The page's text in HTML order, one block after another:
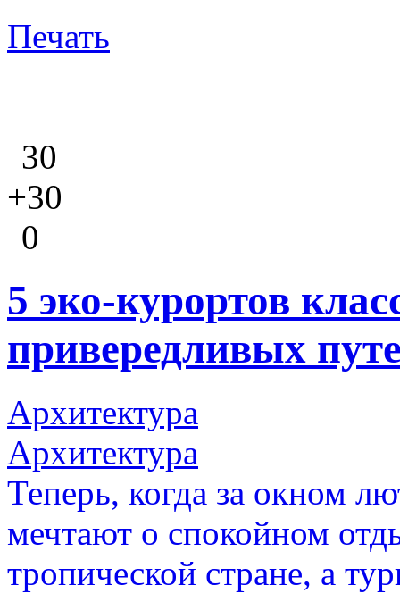
Печать
30
+30
0
5 эко-курортов
привередливых
Архитектура
Архитектура
Теперь, когда за окном
мечтают о спокойном
тропической стране, а